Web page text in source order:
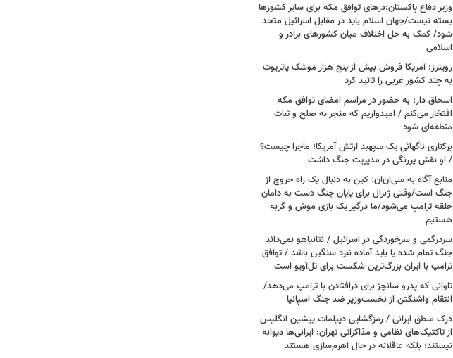
وزیر دفاع پاکستان:درهای توافق مکه برای سایر کشورها
بسته نیست/جهان اسلام باید در مقابل اسرائیل متحد
شود/ کمک به حل اختلاف میان کشورهای برادر و
اسلامی
رویترز: آمریکا فروش بیش از پنج هزار موشک پاتریوت
به چند کشور عربی را تائید کرد
اسحاق‌ دار: به حضور در مراسم امضای توافق مکه
افتخار می‌کنم / امیدواریم که منجر به صلح و ثبات
منطقه‌ای شود
برکناری ناگهانی یک سپهبد ارتش آمریکا؛ ماجرا چیست؟
/ او نقش پررنگی در مدیریت جنگ داشت
منابع آگاه به سی‌ان‌ان: کین به دنبال یک راه خروج از
جنگ است/وقتی ژنرال برای پایان جنگ دست به دامان
حلقه ترامپ می‌شود/ما درگیر یک بازی موش و گربه
هستیم
سردرگمی و سرخوردگی در اسرائیل / نتانیاهو نمی‌داند
جنگ تمام شده یا باید آماده نبرد سنگین باشد / توافق
ترامپ با ایران بزرگ‌ترین شکست برای تل‌آویو است
تاوانی که پدرو سانچز برای درافتادن با ترامپ می‌دهد/
انتقام واشنگتن از نخست‌وزیر ضد جنگ اسپانیا
درک منطق ایرانی / رمزگشایی دیپلمات پیشین انگلیس
از تاکتیک‌های نظامی و مذاکراتی تهران: ایرانی‌ها دیوانه
نیستند؛ بلکه عاقلانه در حال اهرم‌سازی هستند